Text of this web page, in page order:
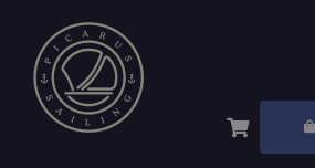
content